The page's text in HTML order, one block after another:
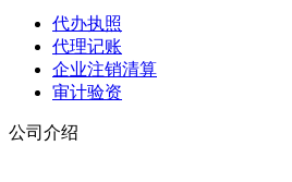
代办执照
代理记账
企业注销清算
审计验资
公司介绍